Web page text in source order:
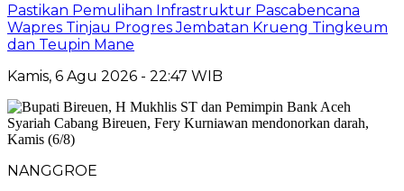
Pastikan Pemulihan Infrastruktur Pascabencana
Wapres Tinjau Progres Jembatan Krueng Tingkeum
dan Teupin Mane
Kamis, 6 Agu 2026 - 22:47 WIB
NANGGROE